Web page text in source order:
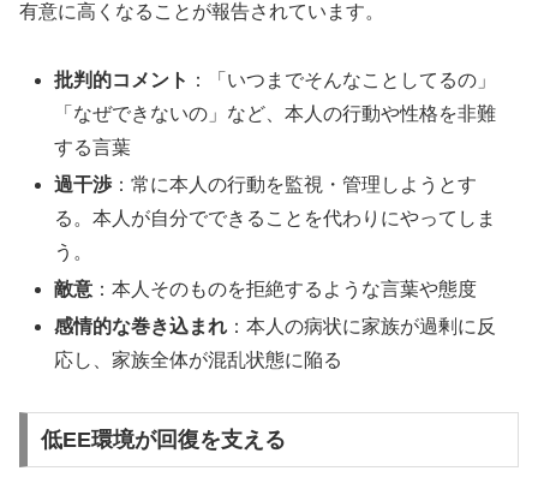
有意に高くなることが報告されています。
批判的コメント ：「いつまでそんなことしてるの」
「なぜできないの」など、本人の行動や性格を非難
する言葉
過干渉 ：常に本人の行動を監視・管理しようとす
る。本人が自分でできることを代わりにやってしま
う。
敵意 ：本人そのものを拒絶するような言葉や態度
感情的な巻き込まれ ：本人の病状に家族が過剰に反
応し、家族全体が混乱状態に陥る
低EE環境が回復を支える